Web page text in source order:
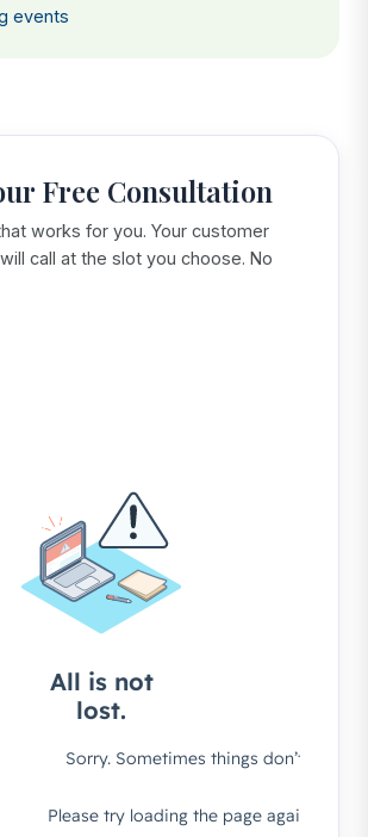
events
Free Consultation
works for you. Your customer
call at the slot you choose. No